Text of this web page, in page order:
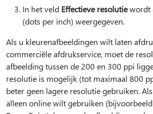
In het veld Effectieve resolutiewordt
(dots per inch) weergegeven.
Als u kleurenafbeeldingen wilt laten
commerciële afdrukservice, moet de
afbeelding tussen de 200 en 300 ppi
resolutie is mogelijk (tot maximaal 800
beter geen lagere resolutie gebruiken.
alleen online wilt gebruiken